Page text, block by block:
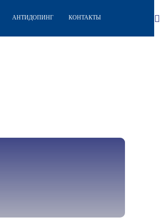
АНТИДОПИНГ КОНТАКТЫ